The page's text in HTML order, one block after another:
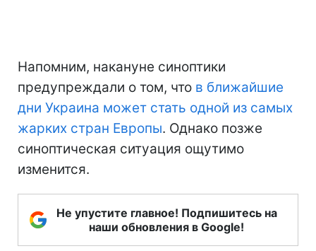
Напомним, накануне синоптики
предупреждали о том, что в ближайшие
дни Украина может стать одной из самых
жарких стран Европы. Однако позже
синоптическая ситуация ощутимо
изменится.
Не упустите главное! Подпишитесь на
наши обновления в Google!